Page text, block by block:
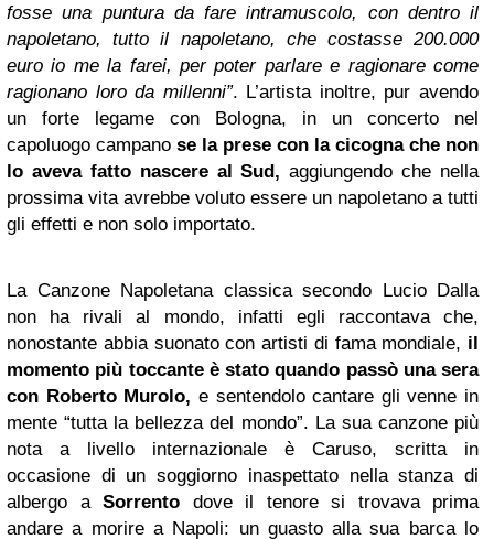
fosse una puntura da fare intramuscolo, con dentro il
napoletano, tutto il napoletano, che costasse 200.000
euro io me la farei, per poter parlare e ragionare come
ragionano loro da millenni”. L’artista inoltre, pur avendo
un forte legame con Bologna, in un concerto nel
capoluogo campano se la prese con la cicogna che non
lo aveva fatto nascere al Sud, aggiungendo che nella
prossima vita avrebbe voluto essere un napoletano a tutti
gli effetti e non solo importato.
La Canzone Napoletana classica secondo Lucio Dalla
non ha rivali al mondo, infatti egli raccontava che,
nonostante abbia suonato con artisti di fama mondiale, il
momento più toccante è stato quando passò una sera
con Roberto Murolo, e sentendolo cantare gli venne in
mente “tutta la bellezza del mondo”. La sua canzone più
nota a livello internazionale è Caruso, scritta in
occasione di un soggiorno inaspettato nella stanza di
albergo a Sorrento dove il tenore si trovava prima
andare a morire a Napoli: un guasto alla sua barca lo